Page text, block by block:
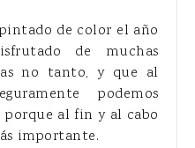
de color el año
de muchas
no tanto, y que al
podemos
porque al fin y al cabo
importante.